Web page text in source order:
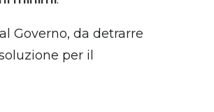
Governo, da detrarre
per il